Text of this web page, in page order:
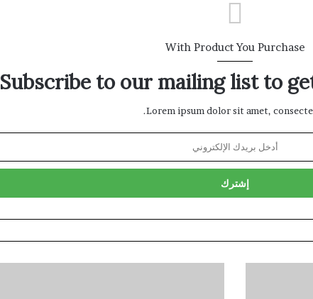
With Product You Purchase
Subscribe to our mailing list to
Lorem ipsum dolor sit amet,